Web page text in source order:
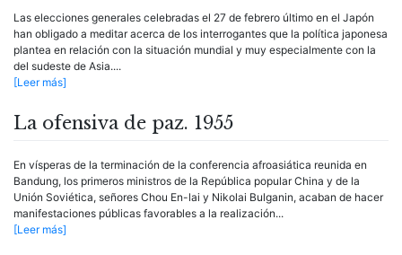
Las elecciones generales celebradas el 27 de febrero último en el Japón
han obligado a meditar acerca de los interrogantes que la política japonesa
plantea en relación con la situación mundial y muy especialmente con la
del sudeste de Asia....
[Leer más]
La ofensiva de paz. 1955
En vísperas de la terminación de la conferencia afroasiática reunida en
Bandung, los primeros ministros de la República popular China y de la
Unión Soviética, señores Chou En-lai y Nikolai Bulganin, acaban de hacer
manifestaciones públicas favorables a la realización...
[Leer más]